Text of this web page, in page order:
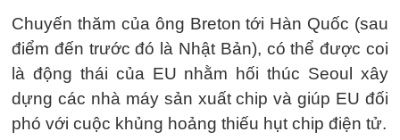
Chuyến thăm của ông Breton tới Hàn Quốc (sau
điểm đến trước đó là Nhật Bản), có thể được coi
là động thái của EU nhằm hối thúc Seoul xây
dựng các nhà máy sản xuất chip và giúp EU đối
phó với cuộc khủng hoảng thiếu hụt chip điện tử.